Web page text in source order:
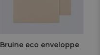
Bruine eco enveloppe